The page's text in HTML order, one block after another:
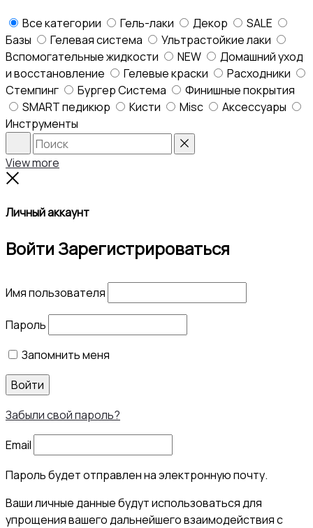
Все категории Гель-лаки Декор
SALE
Базы
Гелевая система
Ультрастойкие лаки
Вспомогательные жидкости
NEW
Домашний уход
и восстановление
Гелевые краски
Расходники
Стемпинг
Бургер Система
Финишные покрытия
SMART педикюр
Кисти Misc
Аксессуары
Инструменты
Search
View more
Личный аккаунт
ВойтиЗарегистрироваться
Имя пользователя
Пароль
Запомнить меня
Войти
Забыли свой пароль?
Email
Пароль будет отправлен на электронную почту.
Ваши личные данные будут использоваться для
упрощения вашего дальнейшего взаимодействия с